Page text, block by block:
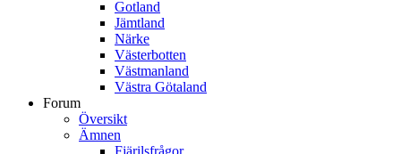
Gotland
Jämtland
Närke
Västerbotten
Västmanland
Västra Götaland
Forum
Översikt
Ämnen
Fjärilsfrågor